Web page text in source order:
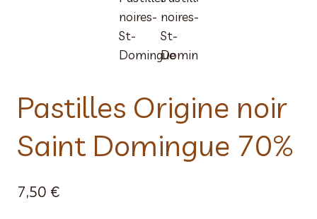
Pastilles Origine noir
Saint Domingue 70%
7,50 €